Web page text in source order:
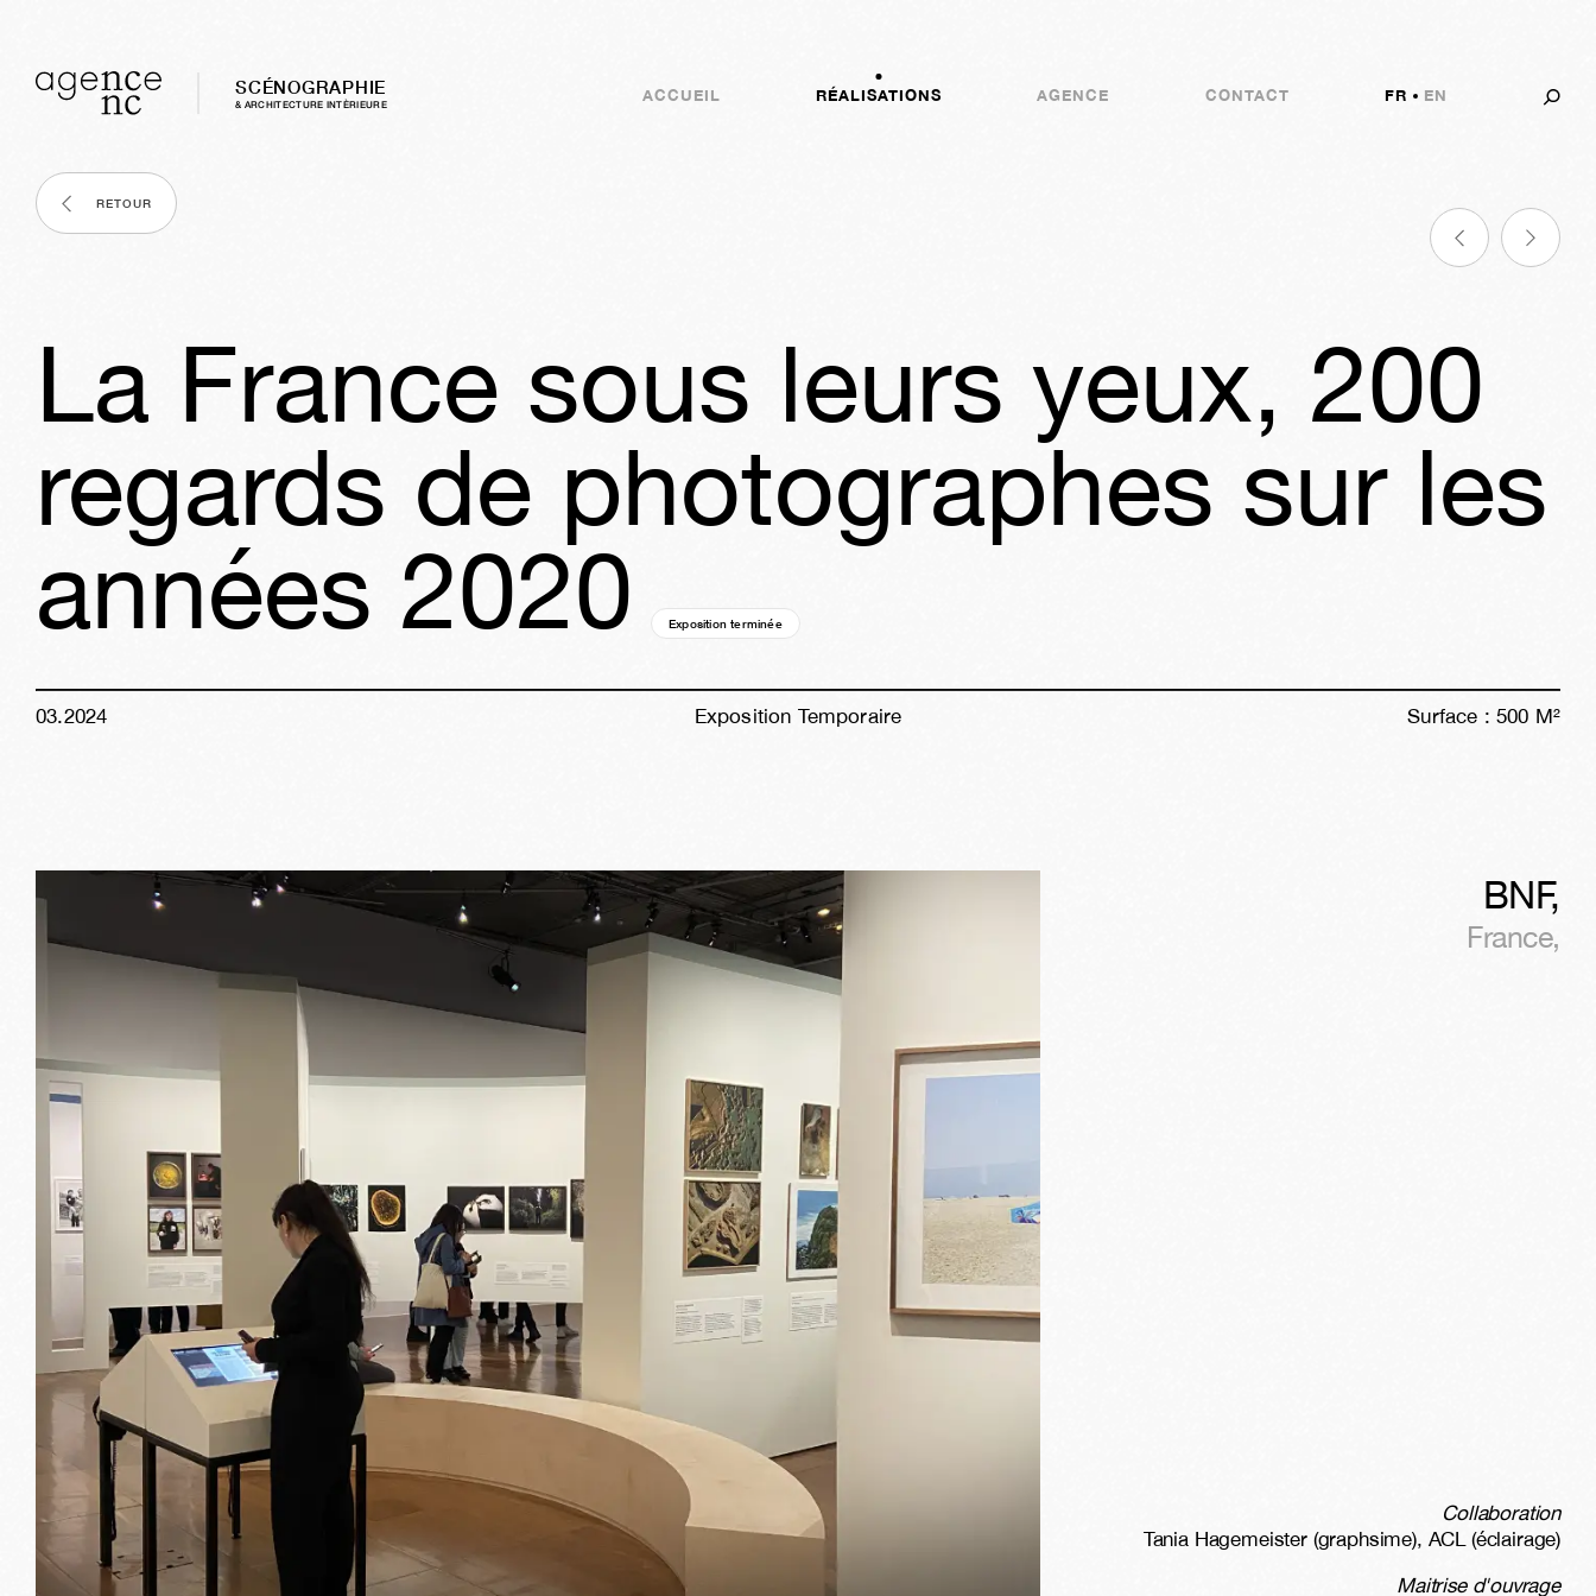
SCÉNOGRAPHIE
& ARCHITECTURE INTÈRIEURE ACCUEIL RÉALISATIONS AGENCE CONTACT FR EN
RETOUR
La France sous leurs yeux, 200
regards de photographes sur les
années 2020
Exposition terminée
03.2024 Exposition Temporaire Surface : 500 M²
BNF,
France,
Collaboration
Tania Hagemeister (graphsime), ACL (éclairage)
Maitrise d'ouvrage